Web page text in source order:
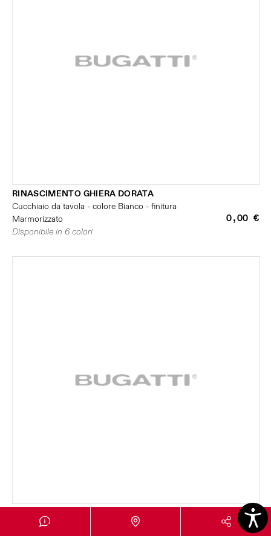
RINASCIMENTO GHIERA DORATA
Cucchiaio da tavola - colore Bianco - finitura
Marmorizzato
0,00 €
Disponibile in 6 colori
Cucchiaio da tavola - colore Bianco - finitura